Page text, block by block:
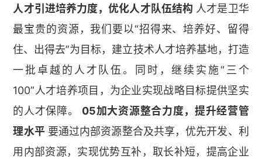
人才引进培养力度，优化人才队伍结构 人才是卫华
最宝贵的资源，我们要以“招得来、培养好、留得
住、出得去”为目标，建立技术人才培养基地，打造
一批卓越的人才队伍。同时，继续实施“三个
100”人才培养项目，为企业实现战略目标提供坚实
的人才保障。 05加大资源整合力度，提升经营管
理水平要通过内部资源整合及共享，优先开发、利
用内部资源，实现优势互补，取长补短，提高企业